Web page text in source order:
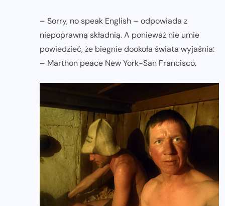
– Sorry, no speak English – odpowiada z
niepoprawną składnią. A ponieważ nie umie
powiedzieć, że biegnie dookoła świata wyjaśnia:
– Marthon peace New York-San Francisco.